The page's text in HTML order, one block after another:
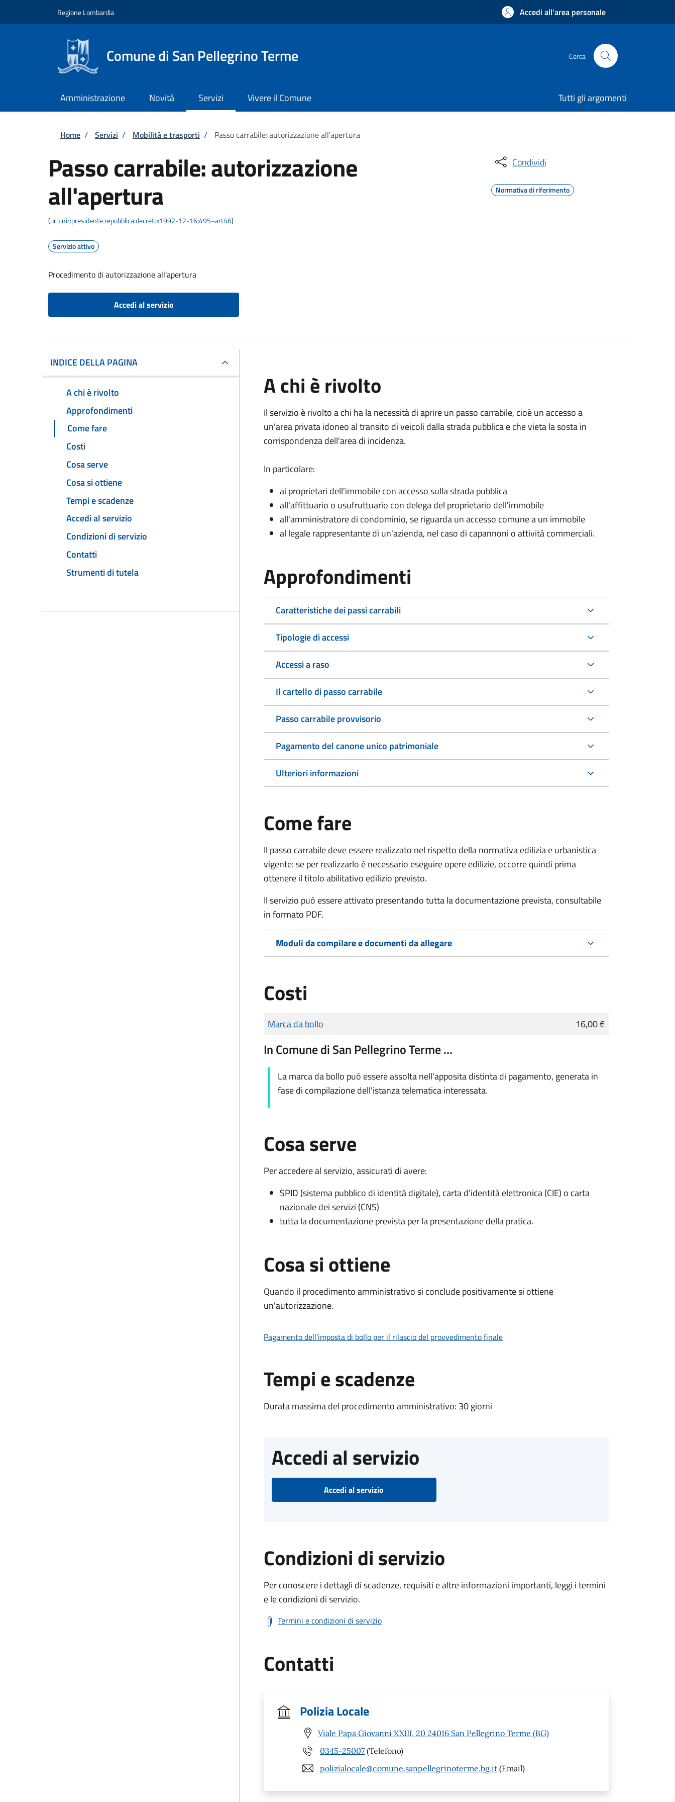
Regione Lombardia Accedi all'area personale
Comune di San Pellegrino Terme Cerca
Amministrazione Novità Servizi Vivere il Comune Tutti gli argomenti
Briciole di pane
Home / Servizi / Mobilità e trasporti / Passo carrabile: autorizzazione all'apertura
Passo carrabile: autorizzazione
all'apertura
(urn:nir:presidente.repubblica:decreto:1992-12-16;495~art46)
Servizio attivo
Procedimento di autorizzazione all'apertura
Accedi al servizio
Condividi
Normativa di riferimento
INDICE DELLA PAGINA
A chi è rivolto
Approfondimenti
Come fare
Costi
Cosa serve
Cosa si ottiene
Tempi e scadenze
Accedi al servizio
Condizioni di servizio
Contatti
Strumenti di tutela
A chi è rivolto
Il servizio è rivolto a chi ha la necessità di aprire un passo carrabile, cioè un accesso a
un'area privata idoneo al transito di veicoli dalla strada pubblica e che vieta la sosta in
corrispondenza dell'area di incidenza.
In particolare:
ai proprietari dell'immobile con accesso sulla strada pubblica
all'affittuario o usufruttuario con delega del proprietario dell'immobile
all'amministratore di condominio, se riguarda un accesso comune a un immobile
al legale rappresentante di un'azienda, nel caso di capannoni o attività commerciali.
Approfondimenti
Caratteristiche dei passi carrabili
Tipologie di accessi
Accessi a raso
Il cartello di passo carrabile
Passo carrabile provvisorio
Pagamento del canone unico patrimoniale
Ulteriori informazioni
Come fare
Il passo carrabile deve essere realizzato nel rispetto della normativa edilizia e urbanistica
vigente: se per realizzarlo è necessario eseguire opere edilizie, occorre quindi prima
ottenere il titolo abilitativo edilizio previsto.
Il servizio può essere attivato presentando tutta la documentazione prevista, consultabile
in formato PDF.
Moduli da compilare e documenti da allegare
Costi
Tipo di pagamento
Importo
Marca da bollo 16,00 €
In Comune di San Pellegrino Terme …
La marca da bollo può essere assolta nell'apposita distinta di pagamento, generata in
fase di compilazione dell'istanza telematica interessata.
Cosa serve
Per accedere al servizio, assicurati di avere:
SPID (sistema pubblico di identità digitale), carta d’identità elettronica (CIE) o carta
nazionale dei servizi (CNS)
tutta la documentazione prevista per la presentazione della pratica.
Cosa si ottiene
Quando il procedimento amministrativo si conclude positivamente si ottiene
un'autorizzazione.
Pagamento dell'imposta di bollo per il rilascio del provvedimento finale
Tempi e scadenze
Durata massima del procedimento amministrativo: 30 giorni
Accedi al servizio
Accedi al servizio
Condizioni di servizio
Per conoscere i dettagli di scadenze, requisiti e altre informazioni importanti, leggi i termini
e le condizioni di servizio.
Termini e condizioni di servizio
Contatti
Polizia Locale
Viale Papa Giovanni XXIII, 20 24016 San Pellegrino Terme (BG)
0345-25007 (Telefono)
polizialocale@comune.sanpellegrinoterme.bg.it (Email)